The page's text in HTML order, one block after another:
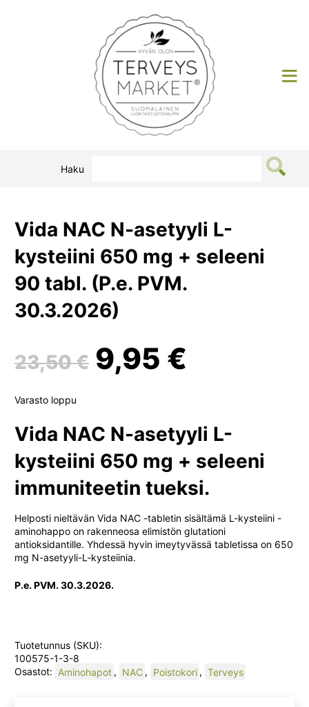
Terveysmarket
Haku
Vida NAC N-asetyyli L-
kysteiini 650 mg + seleeni
90 tabl. (P.e. PVM.
30.3.2026)
23,50€ Alkuperäinen
oli:
23,50 €.
9,95 €
on:
9,95 €.
Varasto loppu
Vida NAC N-asetyyli L-
kysteiini 650 mg + seleeni
immuniteetin tueksi.
Helposti nieltävän Vida NAC -tabletin sisältämä L-kysteiini -
aminohappo on rakenneosa elimistön glutationi
antioksidantille. Yhdessä hyvin imeytyvässä tabletissa on 650
mg N-asetyyli-L-kysteiinia.
P.e. PVM. 30.3.2026.
Tuotetunnus (SKU):
100575-1-3-8
Osastot: Aminohapot , NAC , Poistokori , Terveys